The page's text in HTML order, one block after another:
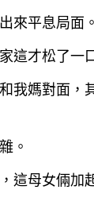
來平息局面。
這才松了一
我媽對面，
。
這母女倆加